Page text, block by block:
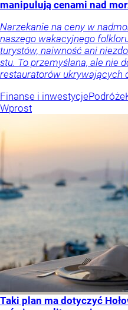
manipulują cenami nad
Narzekanie na ceny w
naszego wakacyjnego
turystów, naiwność ani
stu. To przemyślana, ale nie
restauratorów ukrywających
Finanse i inwestycjePodróże
Wprost
Taki plan ma dotyczyć